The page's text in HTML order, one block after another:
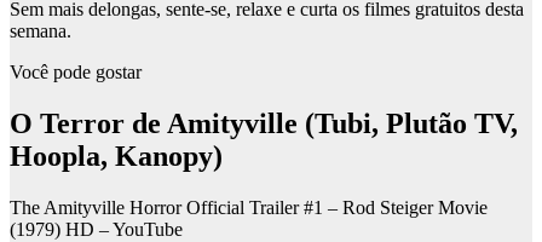
Sem mais delongas, sente-se, relaxe e curta os filmes gratuitos desta
semana.
Você pode gostar
O Terror de Amityville (Tubi, Plutão TV,
Hoopla, Kanopy)
The Amityville Horror Official Trailer #1 – Rod Steiger Movie
(1979) HD – YouTube